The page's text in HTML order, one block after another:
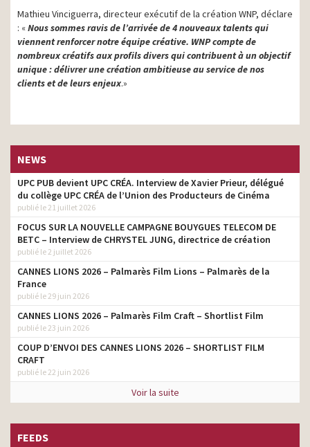
Mathieu Vinciguerra, directeur exécutif de la création WNP, déclare
: «Nous sommes ravis de l’arrivée de 4 nouveaux talents qui
viennent renforcer notre équipe créative. WNP compte de
nombreux créatifs aux profils divers qui contribuent à un objectif
unique : délivrer une création ambitieuse au service de nos
clients et de leurs enjeux.»
NEWS
UPC PUB devient UPC CRÉA. Interview de Xavier Prieur, délégué
du collège UPC CRÉA de l’Union des Producteurs de Cinéma
publié le 21 juillet 2026
FOCUS SUR LA NOUVELLE CAMPAGNE BOUYGUES TELECOM DE
BETC – Interview de CHRYSTEL JUNG, directrice de création
publié le 2 juillet 2026
CANNES LIONS 2026 – Palmarès Film Lions – Palmarès de la
France
publié le 29 juin 2026
CANNES LIONS 2026 – Palmarès Film Craft – Shortlist Film
publié le 23 juin 2026
COUP D’ENVOI DES CANNES LIONS 2026 – SHORTLIST FILM
CRAFT
publié le 22 juin 2026
Voir la suite
FEEDS